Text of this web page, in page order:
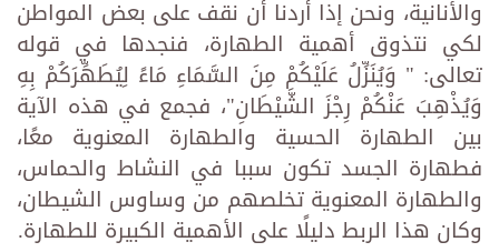
والأنانية، ونحن إذا أردنا أن نقف على بعض المواطن
لكي نتذوق أهمية الطهارة، فنجدها في قوله
تعالى: " وَيُنَزِّلُ عَلَيْكُمْ مِنَ السَّمَاءِ مَاءً لِيُطَهِّرَكُمْ بِهِ
وَيُذْهِبَ عَنْكُمْ رِجْزَ الشَّيْطَانِ"، فجمع في هذه الآية
بين الطهارة الحسية والطهارة المعنوية معًا،
فطهارة الجسد تكون سببا في النشاط والحماس،
والطهارة المعنوية تخلصهم من وساوس الشيطان،
وكان هذا الربط دليلًا على الأهمية الكبيرة للطهارة.